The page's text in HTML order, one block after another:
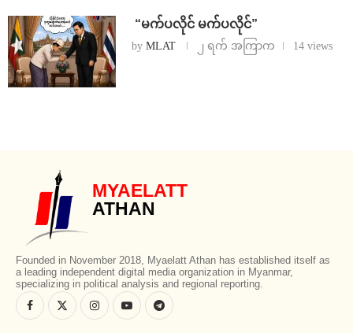
⁨ ⁨“မက်ပလိုင် မက်ပလိုင်”
by MLAT ၂ ရက် အကြာက 14 views
MYAELATT
ATHAN
Founded in November 2018, Myaelatt Athan has established itself as
a leading independent digital media organization in Myanmar,
specializing in political analysis and regional reporting.